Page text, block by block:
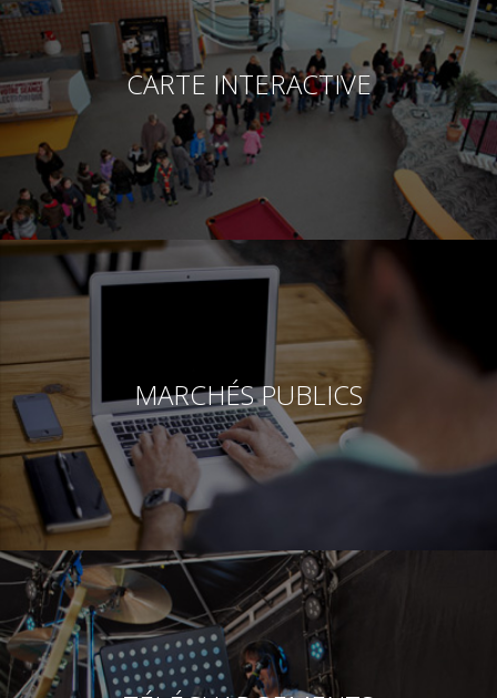
CARTE INTERACTIVE
MARCHÉS PUBLICS